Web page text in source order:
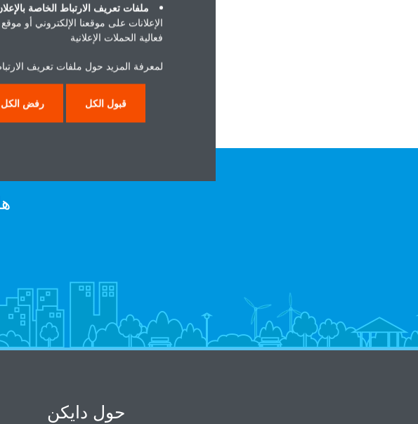
حول دايكن
ملفات تعريف الارتباط الخاصة
الإعلانات على موقعنا الإلكتروني أو
فعالية الحملات الإعلانية
لمعرفة المزيد حول ملفات تعريف
قبول الكل رفض الكل